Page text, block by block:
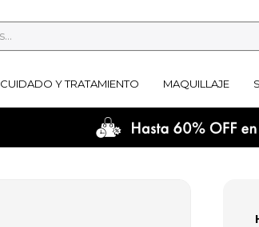
CUIDADO Y TRATAMIENTO MAQUILLAJE